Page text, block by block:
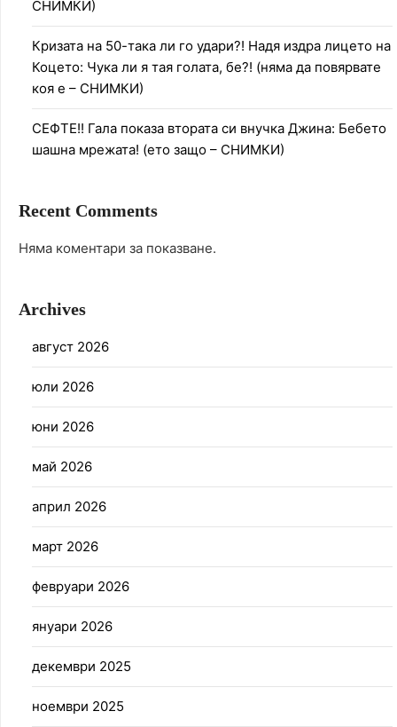
СНИМКИ)
Кризата на 50-така ли го удари?! Надя издра лицето на
Коцето: Чука ли я тая голата, бе?! (няма да повярвате
коя е – СНИМКИ)
СЕФТЕ!! Гала показа втората си внучка Джина: Бебето
шашна мрежата! (ето защо – СНИМКИ)
Recent Comments
Няма коментари за показване.
Archives
август 2026
юли 2026
юни 2026
май 2026
април 2026
март 2026
февруари 2026
януари 2026
декември 2025
ноември 2025